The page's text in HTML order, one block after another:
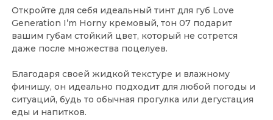
Откройте для себя идеальный тинт для губ Love
Generation I’m Horny кремовый, тон 07 подарит
вашим губам стойкий цвет, который не сотрется
даже после множества поцелуев.
Благодаря своей жидкой текстуре и влажному
финишу, он идеально подходит для любой погоды и
ситуаций, будь то обычная прогулка или дегустация
еды и напитков.